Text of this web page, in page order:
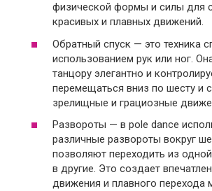
физической формы и силы для
красивых и плавных движений.
Обратный спуск — это техника
использованием рук или ног.
танцору элегантно и
перемещаться вниз по шесту и
зрелищные и грациозные
Развороты — в pole dance
различные развороты вокруг
позволяют переходить из
в другие. Это создает
движения и плавного перехода